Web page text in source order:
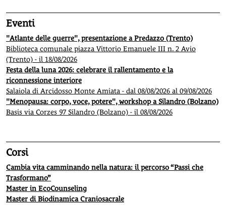
Eventi
"Atlante delle guerre", presentazione a Predazzo (Trento)
Biblioteca comunale piazza Vittorio Emanuele III n. 2 Avio
(Trento) - il 18/08/2026
Festa della luna 2026: celebrare il rallentamento e la
riconnessione interiore
Salaiola di Arcidosso Monte Amiata - dal 08/08/2026 al 09/08/2026
"Menopausa: corpo, voce, potere", workshop a Silandro (Bolzano)
Basis via Corzes 97 Silandro (Bolzano) - il 08/08/2026
Corsi
Cambia vita camminando nella natura: il percorso “Passi che
Trasformano”
Master in EcoCounseling
Master di Biodinamica Craniosacrale